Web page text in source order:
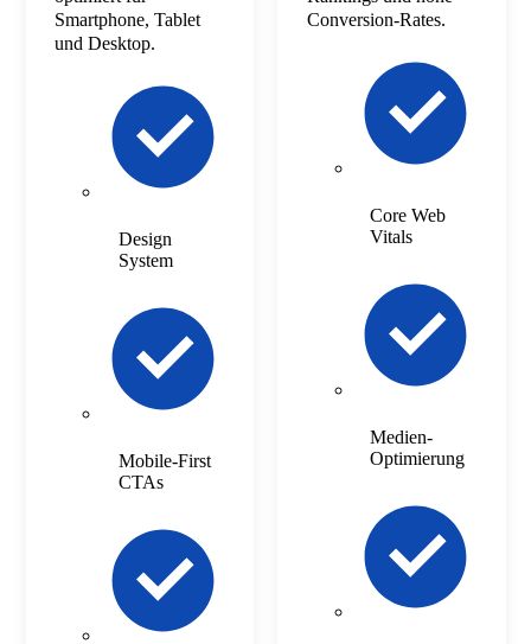
Smartphone, Tablet
und Desktop.
Design
System
Mobile-First
CTAs
Conversion-Rates.
Core Web
Vitals
Medien-
Optimierung